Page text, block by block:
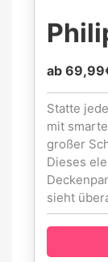
ab
Statte
mit
großer
Dieses
sieht